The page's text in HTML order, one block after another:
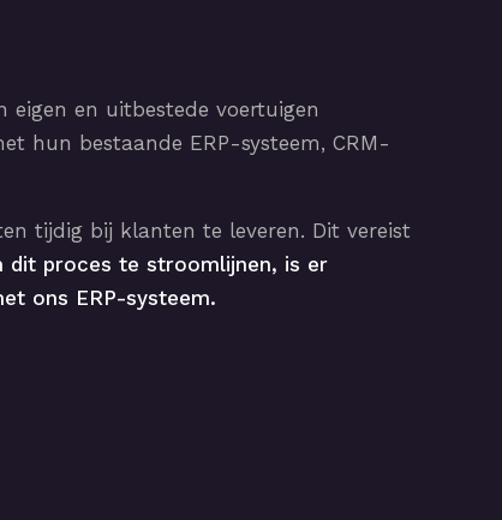
en uitbestede voertuigen
hun bestaande ERP-systeem, CRM-
tijdig bij klanten te leveren. Dit vereist
dit proces te stroomlijnen, is er
ons ERP-systeem.